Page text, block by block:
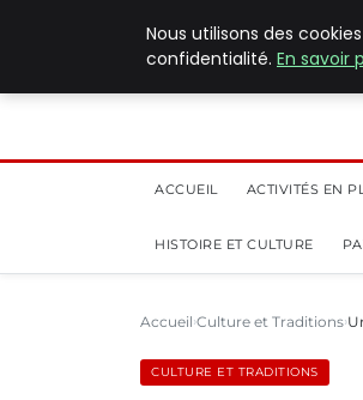
ACCUEIL ACTIVITÉS EN
HISTOIRE ET CULTURE
Accueil Culture et Traditions
CULTURE ET TRADITIONS
Nous utilisons des
confidentialité. En savoir